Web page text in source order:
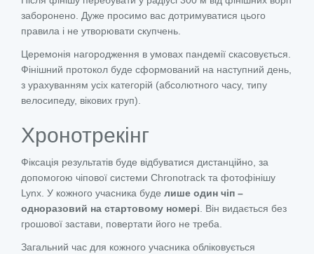
заборонено. Дуже просимо вас дотримуватися цього
правила і не утворювати скупчень.
Церемонія нагородження в умовах пандемії скасовується.
Фінішний протокол буде сформований на наступний день,
з урахуванням усіх категорій (абсолютного часу, типу
велосипеду, вікових груп).
Хронотрекінг
Фіксація результатів буде відбуватися дистанційно, за
допомогою чіпової системи Chronotrack та фотофінішу
Lynx. У кожного учасника буде лише один чіп –
одноразовий на стартовому номері . Він видається без
грошової застави, повертати його не треба.
Загальний час для кожного учасника обліковується